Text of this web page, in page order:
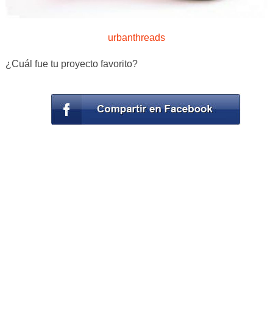
urbanthreads
¿Cuál fue tu proyecto favorito?